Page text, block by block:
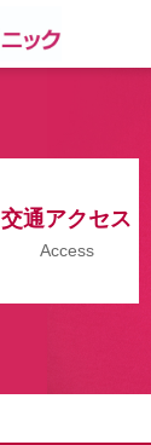
交通アクセス
Access